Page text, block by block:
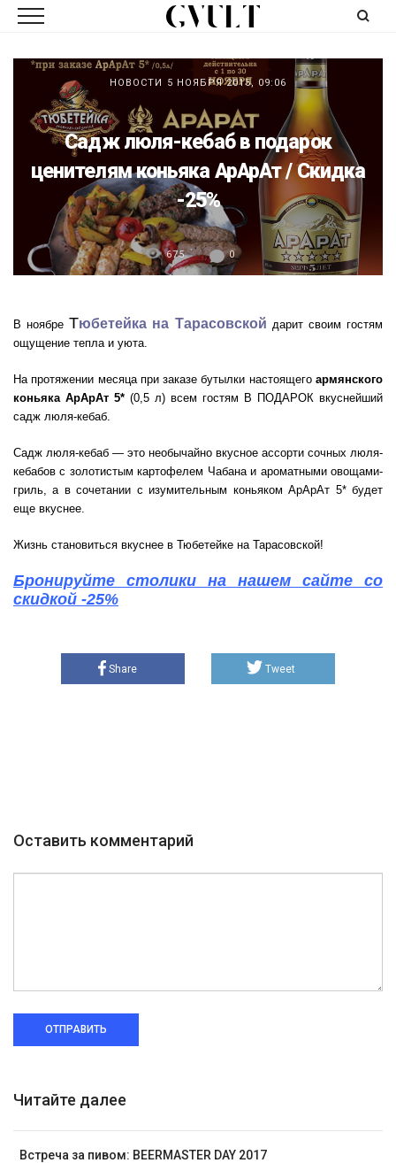
НОВОСТИ 5 НОЯБРЯ 2015, 09:06
Садж люля-кебаб в подарок
ценителям коньяка АрАрАт / Скидка
-25%
675 0
В ноябре Тюбетейка на Тарасовской дарит своим гостям
ощущение тепла и уюта.
На протяжении месяца при заказе бутылки настоящего армянского
коньяка АрАрАт 5* (0,5 л) всем гостям В ПОДАРОК вкуснейший
садж люля-кебаб.
Садж люля-кебаб — это необычайно вкусное ассорти сочных люля-
кебабов с золотистым картофелем Чабана и ароматными овощами-
гриль, а в сочетании с изумительным коньяком АрАрАт 5* будет
еще вкуснее.
Жизнь становиться вкуснее в Тюбетейке на Тарасовской!
Бронируйте столики на нашем сайте со
скидкой -25%
Share Tweet
Оставить комментарий
ОТПРАВИТЬ
Читайте далее
Встреча за пивом: BEERMASTER DAY 2017